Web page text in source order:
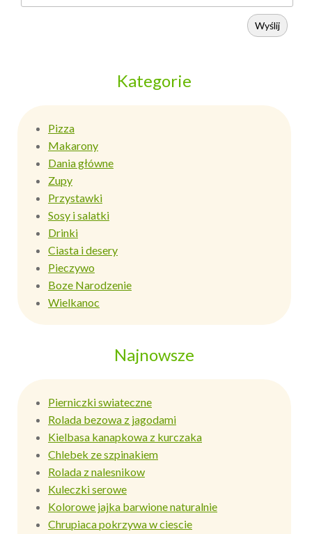
Wyślij
Kategorie
Pizza
Makarony
Dania główne
Zupy
Przystawki
Sosy i salatki
Drinki
Ciasta i desery
Pieczywo
Boze Narodzenie
Wielkanoc
Najnowsze
Pierniczki swiateczne
Rolada bezowa z jagodami
Kielbasa kanapkowa z kurczaka
Chlebek ze szpinakiem
Rolada z nalesnikow
Kuleczki serowe
Kolorowe jajka barwione naturalnie
Chrupiaca pokrzywa w ciescie